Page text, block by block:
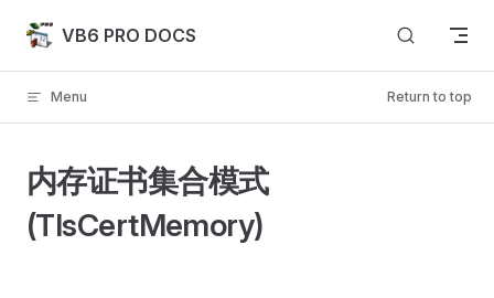
Skip to content
VB6 PRO DOCS
Menu Return to top
内存证书集合模式
(TlsCertMemory)